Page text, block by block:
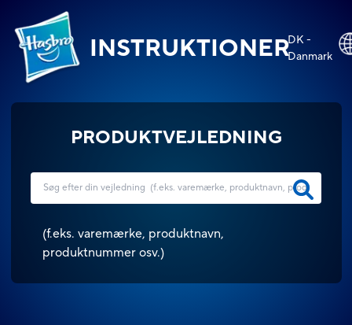
INSTRUKTIONERDK -
Danmark
PRODUKTVEJLEDNING
(f.eks. varemærke, produktnavn,
produktnummer osv.)